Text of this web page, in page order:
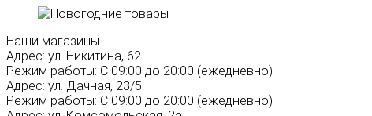
Наши магазины
Адрес: ул. Никитина, 62
Режим работы: С 09:00 до 20:00 (ежедневно)
Адрес: ул. Дачная, 23/5
Режим работы: С 09:00 до 20:00 (ежедневно)